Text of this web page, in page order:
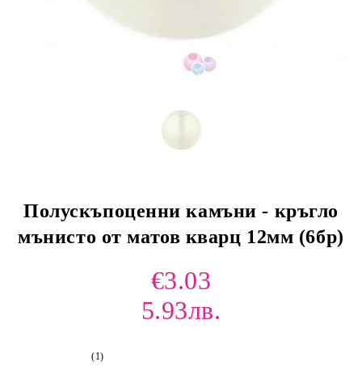
Полускъпоценни камъни - кръгло
мънисто от матов кварц 12мм (6бр)
€3.03
5.93лв.
(1)